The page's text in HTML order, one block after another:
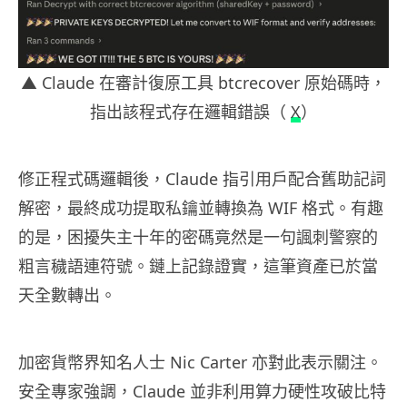
▲ Claude 在審計復原工具 btcrecover 原始碼時，
指出該程式存在邏輯錯誤（ X）
修正程式碼邏輯後，Claude 指引用戶配合舊助記詞
解密，最終成功提取私鑰並轉換為 WIF 格式。有趣
的是，困擾失主十年的密碼竟然是一句諷刺警察的
粗言穢語連符號。鏈上記錄證實，這筆資產已於當
天全數轉出。
加密貨幣界知名人士 Nic Carter 亦對此表示關注。
安全專家強調，Claude 並非利用算力硬性攻破比特